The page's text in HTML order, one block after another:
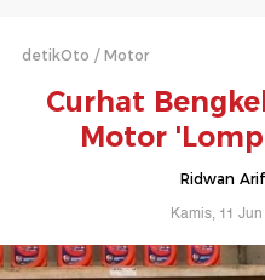
detikOto Motor
Curhat
Motor
Ridwan
Kamis, 11